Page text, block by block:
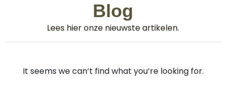
Blog
Lees hier onze nieuwste artikelen.
It seems we can’t find what you’re looking for.